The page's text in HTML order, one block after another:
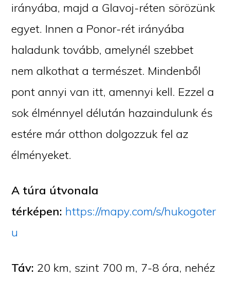
irányába, majd a Glavoj-réten sörözünk
egyet. Innen a Ponor-rét irányába
haladunk tovább, amelynél szebbet
nem alkothat a természet. Mindenből
pont annyi van itt, amennyi kell. Ezzel a
sok élménnyel délután hazaindulunk és
estére már otthon dolgozzuk fel az
élményeket.
A túra útvonala
térképen: https://mapy.com/s/hukogoter
u
Táv: 20 km, szint 700 m, 7-8 óra, nehéz